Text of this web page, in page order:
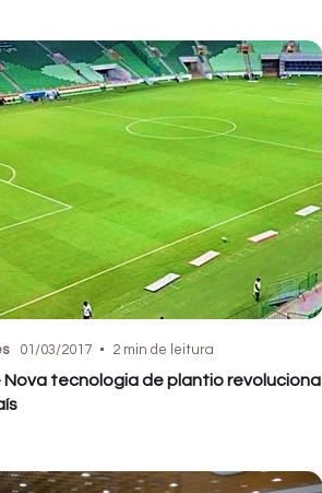
01/03/2017 2 min de leitura
Nova tecnologia de plantio revoluciona